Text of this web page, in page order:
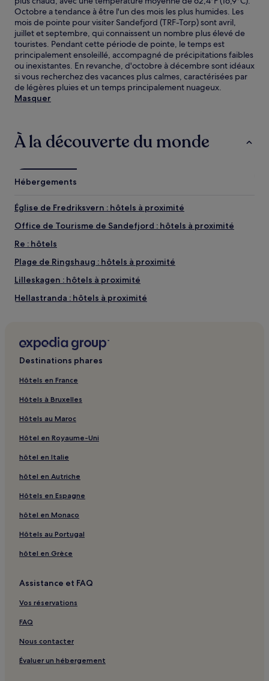
Octobre a tendance à être l'un des mois les plus humides. Les
mois de pointe pour visiter Sandefjord (TRF-Torp) sont avril,
juillet et septembre, qui connaissent un nombre plus élevé de
touristes. Pendant cette période de pointe, le temps est
principalement ensoleillé, accompagné de précipitations faibles
ou inexistantes. En revanche, d'octobre à décembre sont idéaux
si vous recherchez des vacances plus calmes, caractérisées par
de légères pluies et un temps principalement nuageux.
Masquer
À la découverte du monde
Hébergements
Église de Fredriksvern : hôtels à proximité
Office de Tourisme de Sandefjord : hôtels à proximité
Re : hôtels
Plage de Ringshaug : hôtels à proximité
Lilleskagen : hôtels à proximité
Hellastranda : hôtels à proximité
Centre de Conférences Torp : hôtels à proximité
Tønsberg : hôtels
Tonsberg : hôtels Hôtels avec parking
Larvik : hôtels Hôtels avec parking
Larvik : hôtels Hôtels acceptant les animaux de compagnie
Sandefjord : hôtels Hôtels avec parking
Sandefjord : hôtels Hôtels d’affaires
Destinations phares
Hôtels en France
Hôtels à Bruxelles
Hôtels au Maroc
Hôtel en Royaume-Uni
hôtel en Italie
hôtel en Autriche
Hôtels en Espagne
hôtel en Monaco
Hôtels au Portugal
hôtel en Grèce
Assistance et FAQ
Vos réservations
FAQ
Nous contacter
Évaluer un hébergement